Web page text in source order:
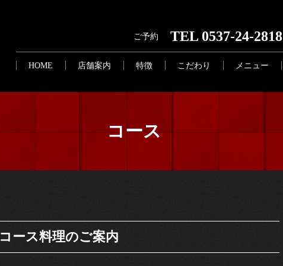
ご予約 TEL 0537-24-2818
HOME 店舗案内 特徴 こだわり メニュー
コース
コース料理のご案内